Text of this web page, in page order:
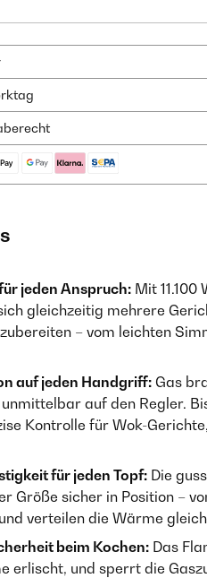
jeden Anspruch: Mit
gleichzeitig mehrere
– vom leichten
auf jeden Handgriff: Gas
auf den Regler.
Kontrolle für Wok-
für jeden Topf: Die
Größe sicher in Position –
verteilen die Wärme
beim Kochen: Das
erlischt, und sperrt die